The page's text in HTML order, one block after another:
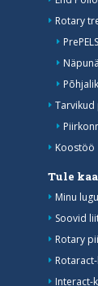
Rotary
Tarvikud
Koostöö
Tule
Minu
Soovid
Rotary
Interact-